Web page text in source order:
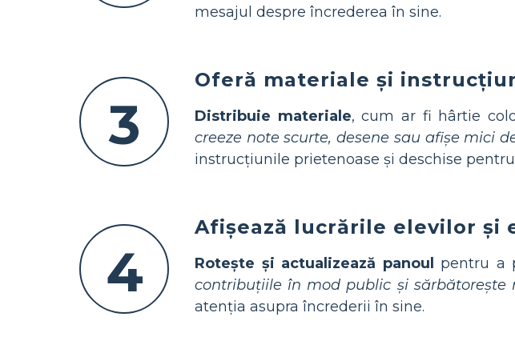
mesajul despre încrederea în sine.
3
Oferă materiale și
Distribuie materiale, cum ar fi hârtie
creeze note scurte, desene sau afișe mici
instrucțiunile prietenoase și deschise
4
Afișează lucrările elevilor și
Rotește și actualizează panoul pentru a
contribuțiile în mod public și sărbătorește
atenția asupra încrederii în sine.